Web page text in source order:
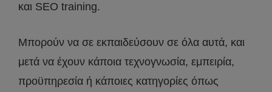
και SEO training.
Μπορούν να σε εκπαιδεύσουν σε όλα αυτά, και
μετά να έχουν κάποια τεχνογνωσία, εμπειρία,
προϋπηρεσία ή κάποιες κατηγορίες όπως